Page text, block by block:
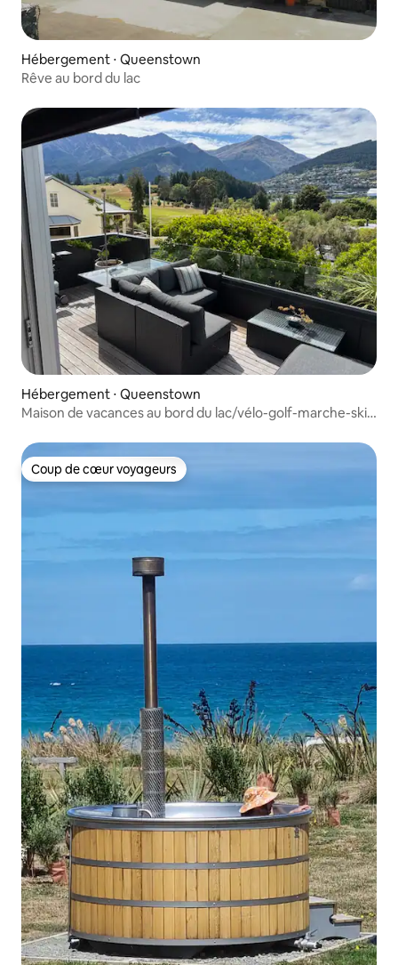
Hébergement ⋅ Queenstown
Rêve au bord du lac
Hébergement ⋅ Queenstown
Maison de vacances au bord du lac/vélo-golf-marche-ski-
Coup de cœur voyageurs
Coup de cœur voyageurs